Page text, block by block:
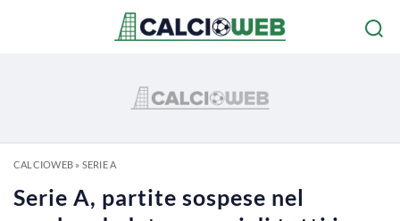
CALCIOWEB» SERIE A
Serie A, partite sospese nel